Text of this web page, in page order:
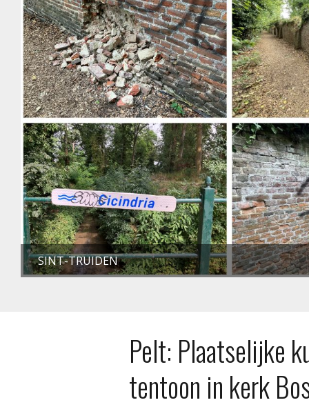
SINT-TRUIDEN
Pelt: Plaatselijke
tentoon in kerk